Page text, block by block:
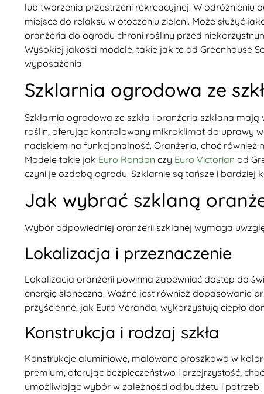
lub tworzenia przestrzeni rekreacyjnej. W odróżnieniu
miejsce do relaksu w otoczeniu zieleni. Może służyć
oranżeria do ogrodu chroni rośliny przed
Wysokiej jakości modele, takie jak te od Greenhouse
wyposażenia.
Szklarnia ogrodowa ze
Szklarnia ogrodowa ze szkła i oranżeria szklana
roślin, oferując kontrolowany mikroklimat do uprawy
naciskiem na funkcjonalność. Oranżeria, choć
Modele takie jak Euro Rondon czy Euro Victorian od
czyni je ozdobą ogrodu. Szklarnie są tańsze i bardziej
Jak wybrać szklaną
Wybór odpowiedniej oranżerii szklanej wymaga
Lokalizacja i przeznaczenie
Lokalizacja oranżerii powinna zapewniać dostęp do
energię słoneczną. Ważne jest również dopasowanie
przyścienne, jak Euro Veranda, wykorzystują ciepło
Konstrukcja i rodzaj szkła
Konstrukcje aluminiowe, malowane proszkowo w
premium, oferując bezpieczeństwo i przejrzystość,
umożliwiając wybór w zależności od budżetu i potrzeb.